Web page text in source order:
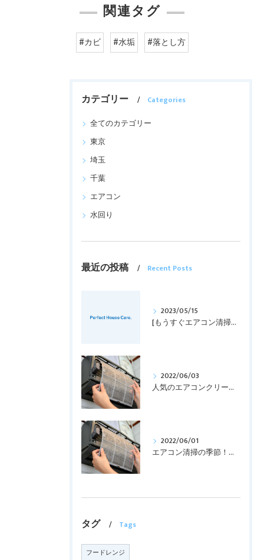
関連タグ
#カビ #水垢 #落とし方
カテゴリー
Categories
全てのカテゴリー
東京
埼玉
千葉
エアコン
水回り
最近の投稿 Recent Posts
2023/05/15
[もうすぐエアコン清掃の時期！！]
2022/06/03
人気のエアコンクリーニング！！
2022/06/01
エアコン清掃の季節！！！
タグ Tags
フードレンジ